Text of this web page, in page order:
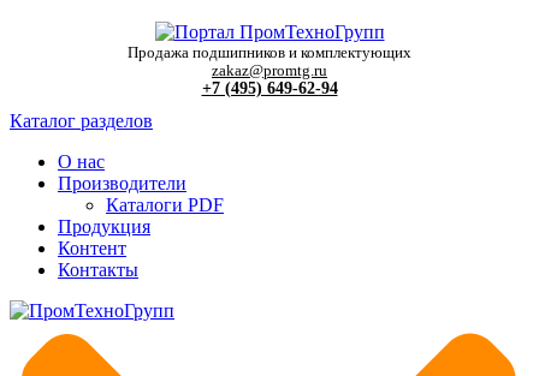
Продажа подшипников и комплектующих
zakaz@promtg.ru
+7 (495) 649-62-94
Каталог разделов
О нас
Производители
Каталоги PDF
Продукция
Контент
Контакты